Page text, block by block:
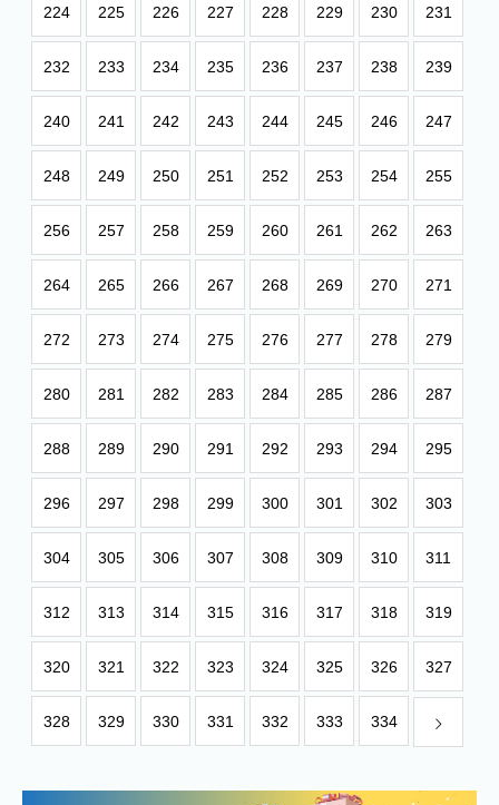
224 225 226 227 228 229 230 231
232 233 234 235 236 237 238 239
240 241 242 243 244 245 246 247
248 249 250 251 252 253 254 255
256 257 258 259 260 261 262 263
264 265 266 267 268 269 270 271
272 273 274 275 276 277 278 279
280 281 282 283 284 285 286 287
288 289 290 291 292 293 294 295
296 297 298 299 300 301 302 303
304 305 306 307 308 309 310 311
312 313 314 315 316 317 318 319
320 321 322 323 324 325 326 327
328 329 330 331 332 333 334